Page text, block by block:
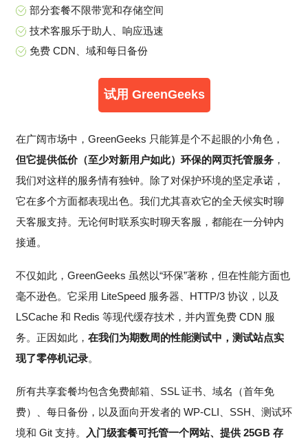
部分套餐不限带宽和存储空间
技术客服乐于助人、响应迅速
免费 CDN、域和每日备份
试用 GreenGeeks
在广阔市场中，GreenGeeks 只能算是个不起眼的小角色，
但它提供低价（至少对新用户如此）环保的网页托管服务 ，
我们对这样的服务情有独钟。除了对保护环境的坚定承诺，
它在多个方面都表现出色。我们尤其喜欢它的全天候实时聊
天客服支持。无论何时联系实时聊天客服，都能在一分钟内
接通。
不仅如此，GreenGeeks 虽然以“环保”著称，但在性能方面也
毫不逊色。它采用 LiteSpeed 服务器、HTTP/3 协议，以及
LSCache 和 Redis 等现代缓存技术，并内置免费 CDN 服
务。正因如此， 在我们为期数周的性能测试中，测试站点实
现了零停机记录。
所有共享套餐均包含免费邮箱、SSL 证书、域名（首年免
费）、每日备份，以及面向开发者的 WP-CLI、SSH、测试环
境和 Git 支持。
入门级套餐可托管一个网站、提供 25GB 存